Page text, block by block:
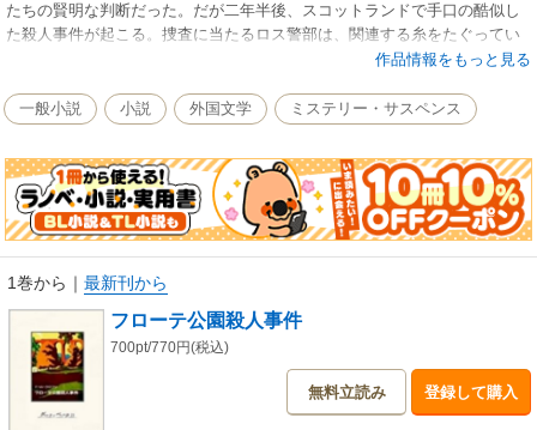
たちの賢明な判断だった。だが二年半後、スコットランドで手口の酷似し
た殺人事件が起こる。捜査に当たるロス警部は、関連する糸をたぐってい
く……元鉄道技師だったアリバイ研究家としてのクロフツの、面目躍如た
作品情報をもっと見る
一般小説 小説 外国文学 ミステリー・サスペンス
1巻から ｜ 最新刊から
フローテ公園殺人事件
700pt/770円(税込)
無料立読み 登録して購入